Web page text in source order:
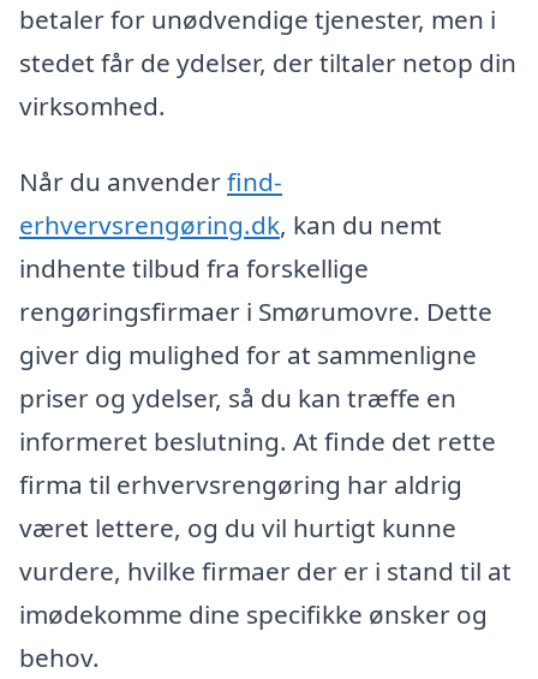
betaler for unødvendige tjenester, men i
stedet får de ydelser, der tiltaler netop din
virksomhed.
Når du anvenderfind-
erhvervsrengøring.dk, kan du nemt
indhente tilbud fra forskellige
rengøringsfirmaer i Smørumovre. Dette
giver dig mulighed for at sammenligne
priser og ydelser, så du kan træffe en
informeret beslutning. At finde det rette
firma til erhvervsrengøring har aldrig
været lettere, og du vil hurtigt kunne
vurdere, hvilke firmaer der er i stand til at
imødekomme dine specifikke ønsker og
behov.